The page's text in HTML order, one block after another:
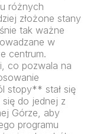
różnych
złożone stany
tak ważne
w
centrum.
co pozwala na
stopy** stał się
się do jednej z
Górze, aby
programu